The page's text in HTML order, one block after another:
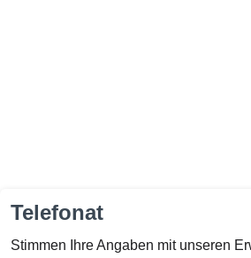
Telefonat
Stimmen Ihre Angaben mit unseren